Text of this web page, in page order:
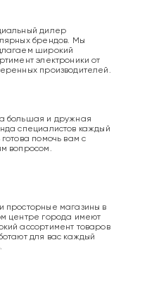
дилер
брендов. Мы
широкий
электроники от
производителей.
большая и дружная
специалистов каждый
помочь вам с
вопросом.
просторные магазины в
центре города имеют
ассортимент товаров
для вас каждый